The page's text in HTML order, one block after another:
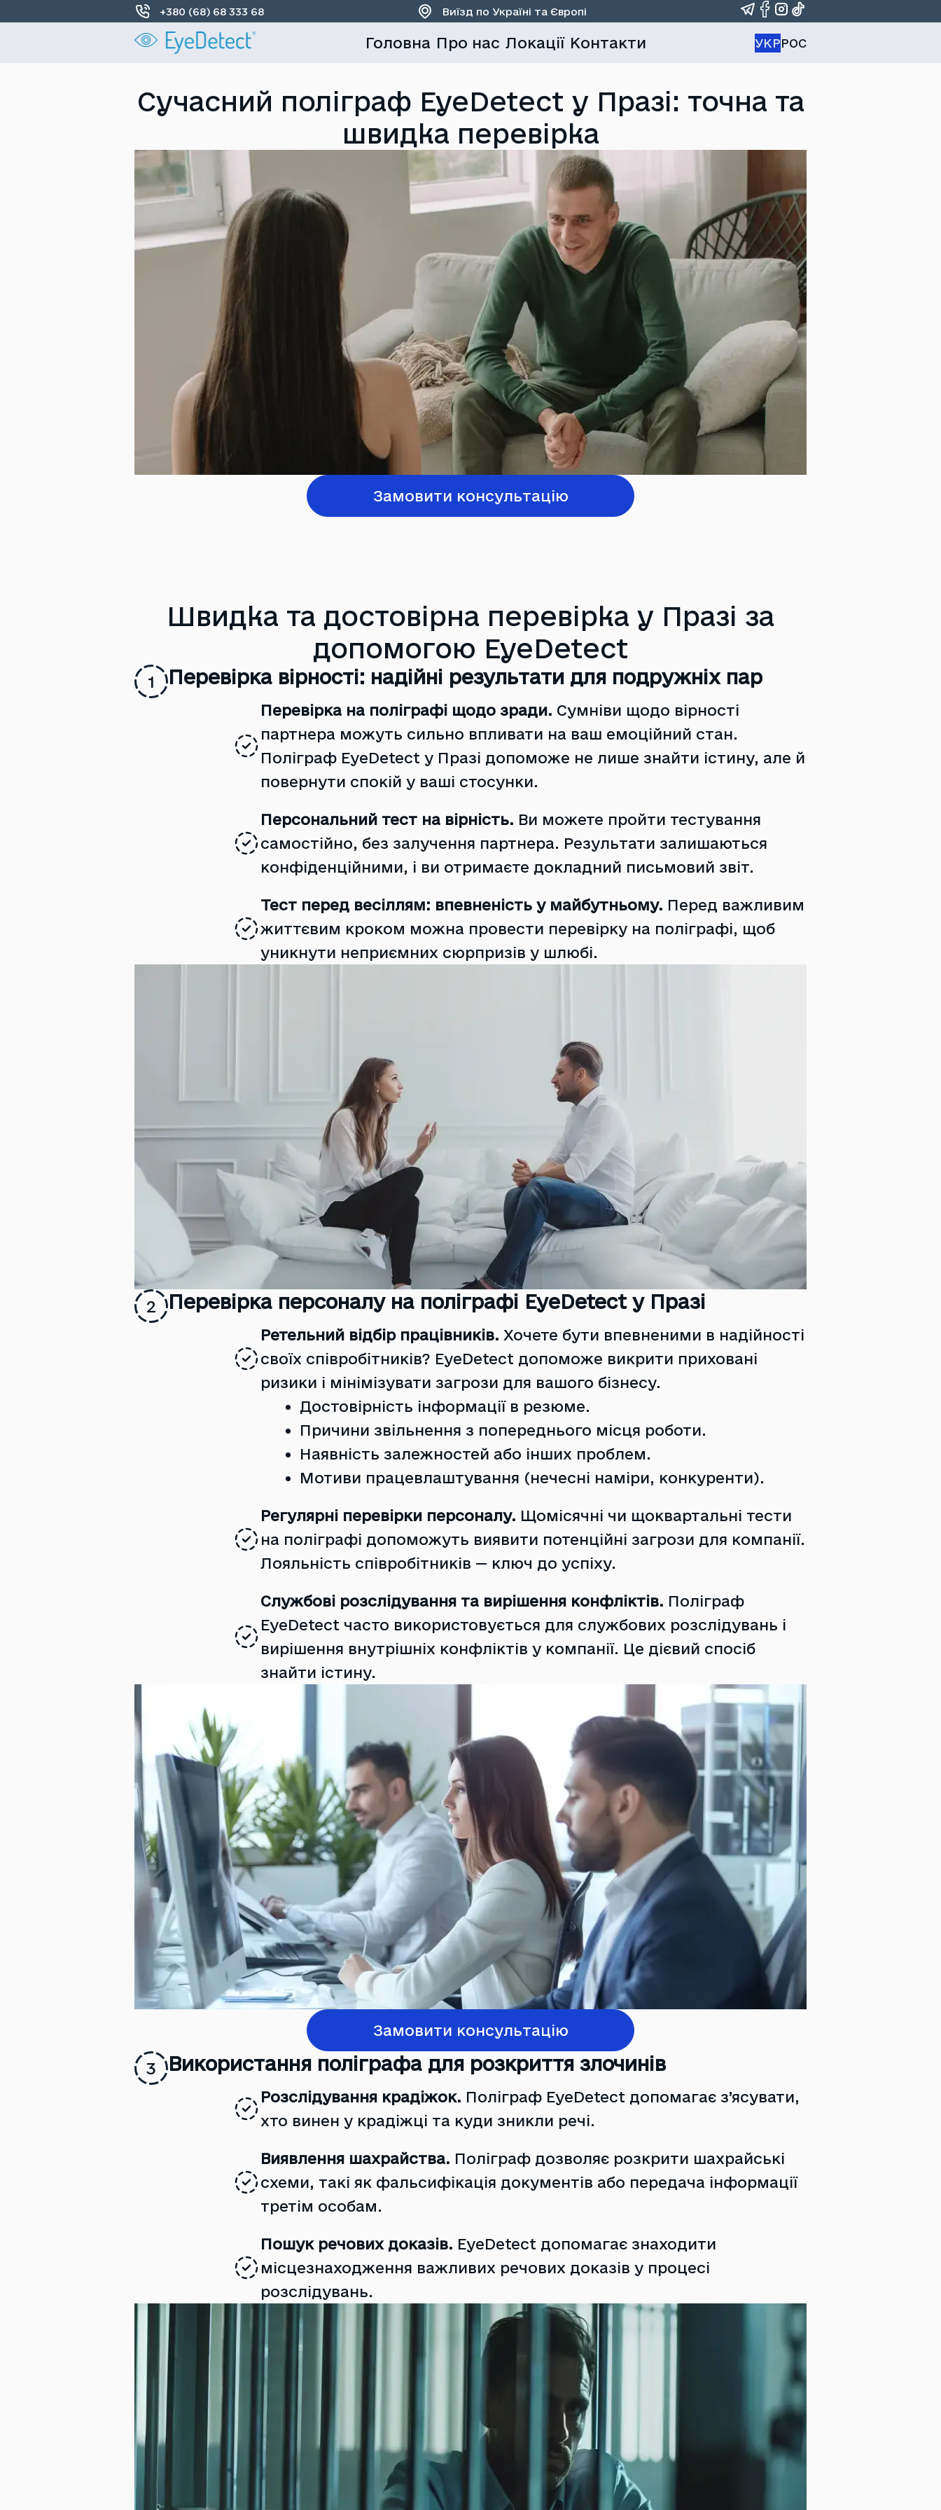
+380 (68) 68 333 68 Виїзд по Україні та Європі
Головна Про нас Локації Контакти УКРРОС
Сучасний поліграф EyeDetect у Празі: точна та
швидка перевірка
Замовити консультацію
Швидка та достовірна перевірка у Празі за
допомогою EyeDetect
1 Перевірка вірності: надійні результати для подружніх пар
Перевірка на поліграфі щодо зради. Сумніви щодо вірності
партнера можуть сильно впливати на ваш емоційний стан.
Поліграф EyeDetect у Празі допоможе не лише знайти істину, але й
повернути спокій у ваші стосунки.
Персональний тест на вірність. Ви можете пройти тестування
самостійно, без залучення партнера. Результати залишаються
конфіденційними, і ви отримаєте докладний письмовий звіт.
Тест перед весіллям: впевненість у майбутньому. Перед важливим
життєвим кроком можна провести перевірку на поліграфі, щоб
уникнути неприємних сюрпризів у шлюбі.
2 Перевірка персоналу на поліграфі EyeDetect у Празі
Ретельний відбір працівників. Хочете бути впевненими в надійності
своїх співробітників? EyeDetect допоможе викрити приховані
ризики і мінімізувати загрози для вашого бізнесу.
Достовірність інформації в резюме.
Причини звільнення з попереднього місця роботи.
Наявність залежностей або інших проблем.
Мотиви працевлаштування (нечесні наміри, конкуренти).
Регулярні перевірки персоналу. Щомісячні чи щоквартальні тести
на поліграфі допоможуть виявити потенційні загрози для компанії.
Лояльність співробітників — ключ до успіху.
Службові розслідування та вирішення конфліктів. Поліграф
EyeDetect часто використовується для службових розслідувань і
вирішення внутрішніх конфліктів у компанії. Це дієвий спосіб
знайти істину.
Замовити консультацію
3 Використання поліграфа для розкриття злочинів
Розслідування крадіжок. Поліграф EyeDetect допомагає з’ясувати,
хто винен у крадіжці та куди зникли речі.
Виявлення шахрайства. Поліграф дозволяє розкрити шахрайські
схеми, такі як фальсифікація документів або передача інформації
третім особам.
Пошук речових доказів. EyeDetect допомагає знаходити
місцезнаходження важливих речових доказів у процесі
розслідувань.